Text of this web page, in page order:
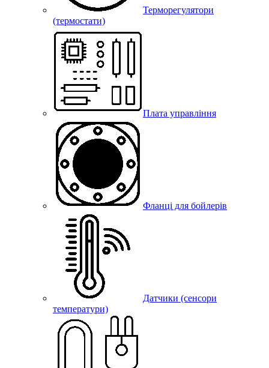
Терморегулятори
(термостати)
Плата управління
Фланці для бойлерів
Датчики (сенсори
температури)